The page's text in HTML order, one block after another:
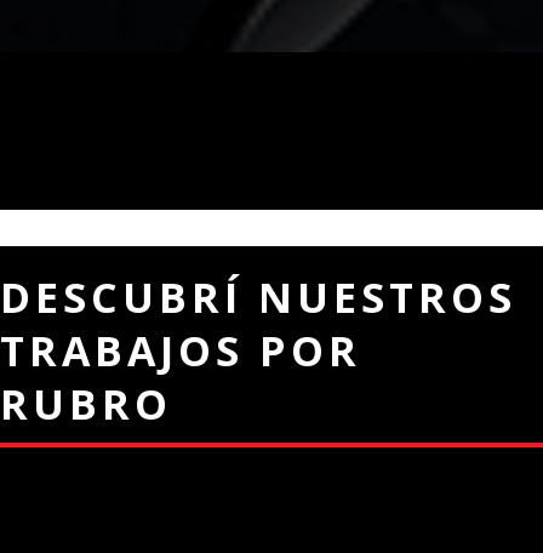
DESCUBRÍ NUESTROS
TRABAJOS POR
RUBRO